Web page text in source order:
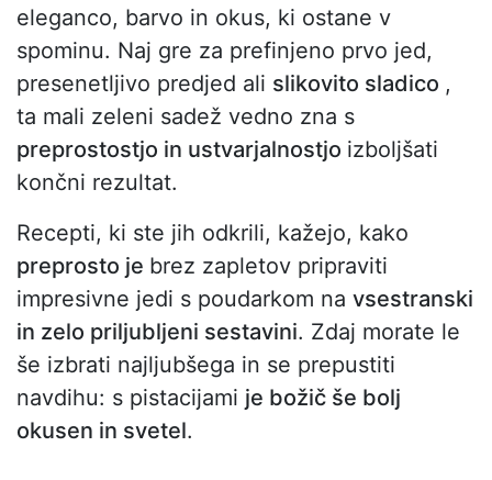
eleganco, barvo in okus, ki ostane v
spominu. Naj gre za prefinjeno prvo jed,
presenetljivo predjed ali slikovito sladico ,
ta mali zeleni sadež vedno zna s
preprostostjo in ustvarjalnostjo izboljšati
končni rezultat.
Recepti, ki ste jih odkrili, kažejo, kako
preprosto je brez zapletov pripraviti
impresivne jedi s poudarkom na vsestranski
in zelo priljubljeni sestavini. Zdaj morate le
še izbrati najljubšega in se prepustiti
navdihu: s pistacijami je božič še bolj
okusen in svetel.